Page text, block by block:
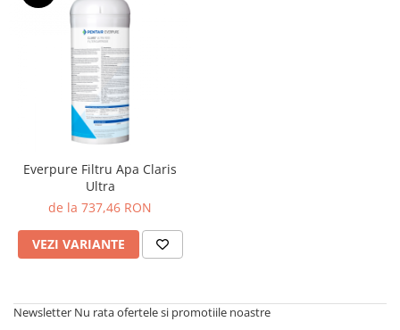
Fara zahar
Ceai
Frappé
Ciocolata calda
Lapte alternativ
Accesorii ceai
Everpure Filtru Apa Claris
Ultra
de la 737,46 RON
VEZI VARIANTE
Newsletter Nu rata ofertele si promotiile noastre